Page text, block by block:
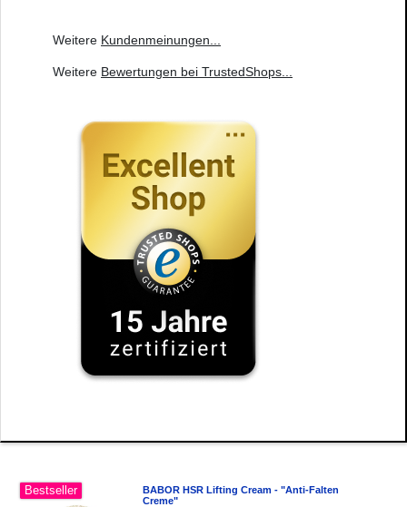
Weitere Kundenmeinungen
Weitere Bewertungen bei TrustedShops
Bestseller
BABOR HSR Lifting Cream - "Anti-Falten
Creme"